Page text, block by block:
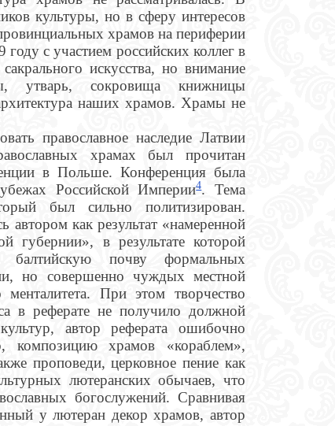
культуры, но в сферу интересов
храмов на периферии
с участием российских коллег в
искусства, но внимание
утварь, сокровища книжницы
наших храмов. Храмы не
православное наследие Латвии
храмах был прочитан
в Польше. Конференция была
Российской Империи4. Тема
был сильно политизирован.
автором как результат «намеренной
губернии», в результате которой
балтийскую почву формальных
но совершенно чуждых местной
При этом творчество
в реферате не получило должной
автор реферата ошибочно
композицию храмов «кораблем»,
проповеди, церковное пение как
лютеранских обычаев, что
богослужений. Сравнивая
у лютеран декор храмов, автор